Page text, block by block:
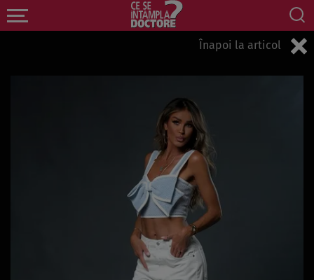
Înapoi la articol